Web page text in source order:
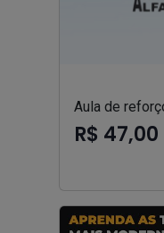
Aula de
R$ 47,00